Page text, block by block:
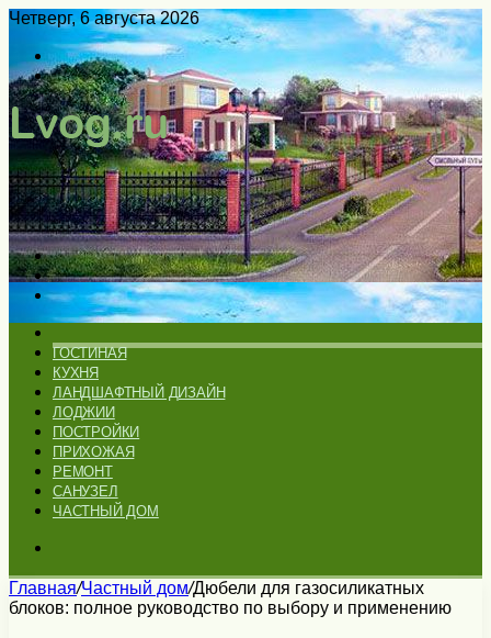
Четверг, 6 августа 2026
Войти
Switch
skin
Меню
Искать
Switch
skin
ГОСТИНАЯ
КУХНЯ
ЛАНДШАФТНЫЙ ДИЗАЙН
ЛОДЖИИ
ПОСТРОЙКИ
ПРИХОЖАЯ
РЕМОНТ
САНУЗЕЛ
ЧАСТНЫЙ ДОМ
Главная/Частный дом/Дюбели для газосиликатных
блоков: полное руководство по выбору и применению